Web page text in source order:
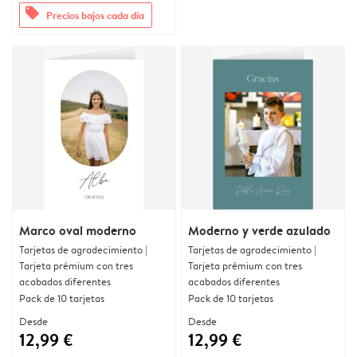
offers Precios bajos cada día
Marco oval moderno
Tarjetas de agradecimiento |
Tarjeta prémium con tres
acabados diferentes
Pack de 10 tarjetas
Desde
12,99 €
Moderno y verde azulado
Tarjetas de agradecimiento |
Tarjeta prémium con tres
acabados diferentes
Pack de 10 tarjetas
Desde
12,99 €